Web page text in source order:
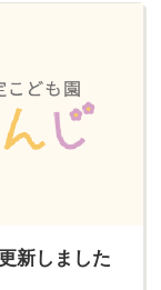
新しました